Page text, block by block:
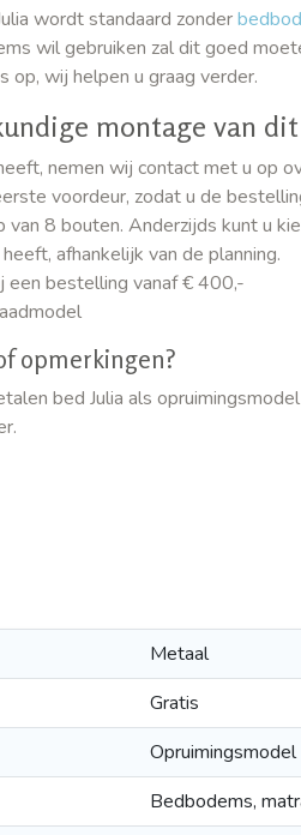
wordt standaard zonder
wil gebruiken zal dit goed
op, wij helpen u graag verder.
montage van
nemen wij contact met u op
voordeur, zodat u de
8 bouten. Anderzijds kunt u
afhankelijk van de planning.
een bestelling vanaf € 400,-
opmerkingen?
bed Julia als
Metaal
Gratis
Opruimingsmodel
Bedbodems,